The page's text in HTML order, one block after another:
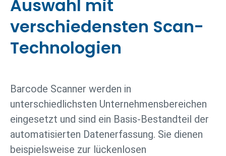
Auswahl mit
verschiedensten Scan-
Technologien
Barcode Scanner werden in
unterschiedlichsten Unternehmensbereichen
eingesetzt und sind ein Basis-Bestandteil der
automatisierten Datenerfassung. Sie dienen
beispielsweise zur lückenlosen